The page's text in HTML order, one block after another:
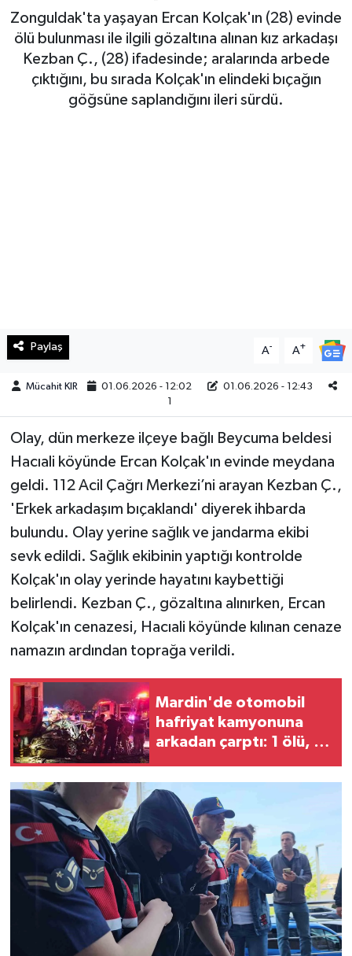
Zonguldak'ta yaşayan Ercan Kolçak'ın (28) evinde
ölü bulunması ile ilgili gözaltına alınan kız arkadaşı
Kezban Ç., (28) ifadesinde; aralarında arbede
çıktığını, bu sırada Kolçak'ın elindeki bıçağın
göğsüne saplandığını ileri sürdü.
Paylaş A- A+
Mücahit KIR 01.06.2026 - 12:02
01.06.2026 - 12:43
1
Olay, dün merkeze ilçeye bağlı Beycuma beldesi
Hacıali köyünde Ercan Kolçak'ın evinde meydana
geldi. 112 Acil Çağrı Merkezi’ni arayan Kezban Ç.,
'Erkek arkadaşım bıçaklandı' diyerek ihbarda
bulundu. Olay yerine sağlık ve jandarma ekibi
sevk edildi. Sağlık ekibinin yaptığı kontrolde
Kolçak'ın olay yerinde hayatını kaybettiği
belirlendi. Kezban Ç., gözaltına alınırken, Ercan
Kolçak'ın cenazesi, Hacıali köyünde kılınan cenaze
namazın ardından toprağa verildi.
Mardin'de otomobil
hafriyat kamyonuna
arkadan çarptı: 1 ölü, 2
Haberde İnsan
Kültür Sanat
Magazin
SürManşet
Teknoloji
Yaşam
KAHRAMANMARAŞ